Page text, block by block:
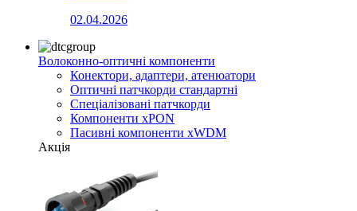
02.04.2026
Волоконно-оптичні компоненти
Конектори, адаптери, атенюатори
Оптичні патчкорди стандартні
Спеціалізовані патчкорди
Компоненти xPON
Пасивні компоненти xWDM
Акція